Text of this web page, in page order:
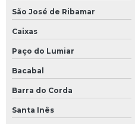
São José de Ribamar
Caixas
Paço do Lumiar
Bacabal
Barra do Corda
Santa Inês